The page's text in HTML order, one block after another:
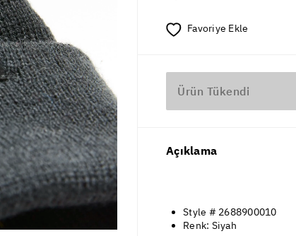
Favoriye Ekle
Ürün Tükendi
Açıklama
Style # 2688900010
Renk: Siyah